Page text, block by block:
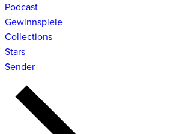
Podcast
Gewinnspiele
Collections
Stars
Sender